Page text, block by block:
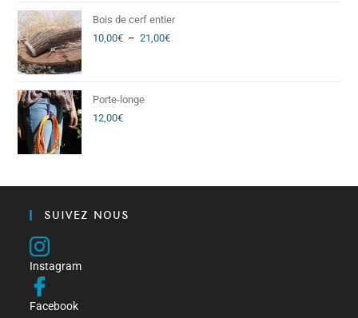
Bois de cerf entier
10,00€ – 21,00€
Porte-longe
12,00€
SUIVEZ NOUS
Instagram
Facebook